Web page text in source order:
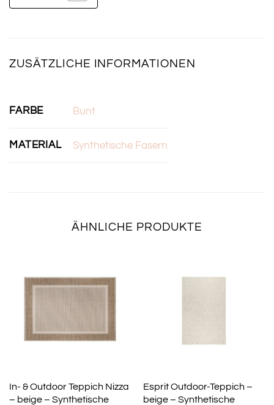
ZUSÄTZLICHE INFORMATIONEN
FARBE Bunt
MATERIAL Synthetische Fasern
ÄHNLICHE PRODUKTE
In- & Outdoor Teppich Nizza
– beige – Synthetische
Esprit Outdoor-Teppich –
beige – Synthetische